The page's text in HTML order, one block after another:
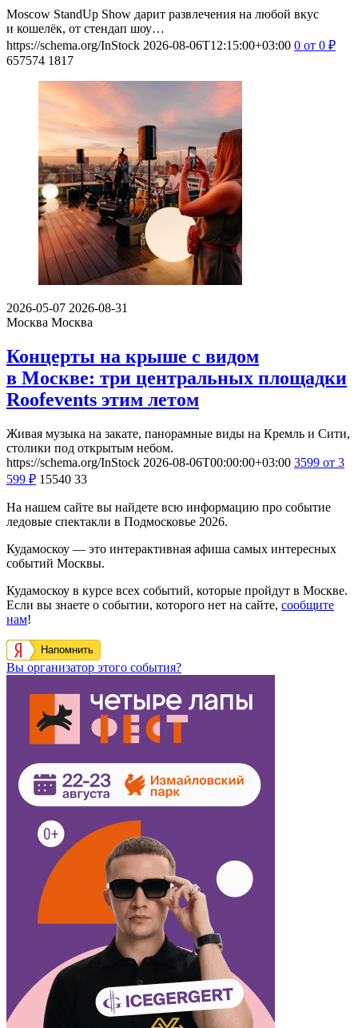
Moscow StandUp Show дарит развлечения на любой вкус
и кошелёк, от стендап шоу…
https://schema.org/InStock 2026-08-06T12:15:00+03:00 0 от 0 ₽
657574 1817
2026-05-07 2026-08-31
Москва Москва
Концерты на крыше с видом
в Москве: три центральных площадки
Roofevents этим летом
Живая музыка на закате, панорамные виды на Кремль и Сити,
столики под открытым небом.
https://schema.org/InStock 2026-08-06T00:00:00+03:00 3599 от 3
599 ₽ 15540 33
На нашем сайте вы найдете всю информацию про событие
ледовые спектакли в Подмосковье 2026.
Кудамоскоу — это интерактивная афиша самых интересных
событий Москвы.
Кудамоскоу в курсе всех событий, которые пройдут в Москве.
Если вы знаете о событии, которого нет на сайте, сообщите
нам!
Напомнить
Вы организатор этого события?